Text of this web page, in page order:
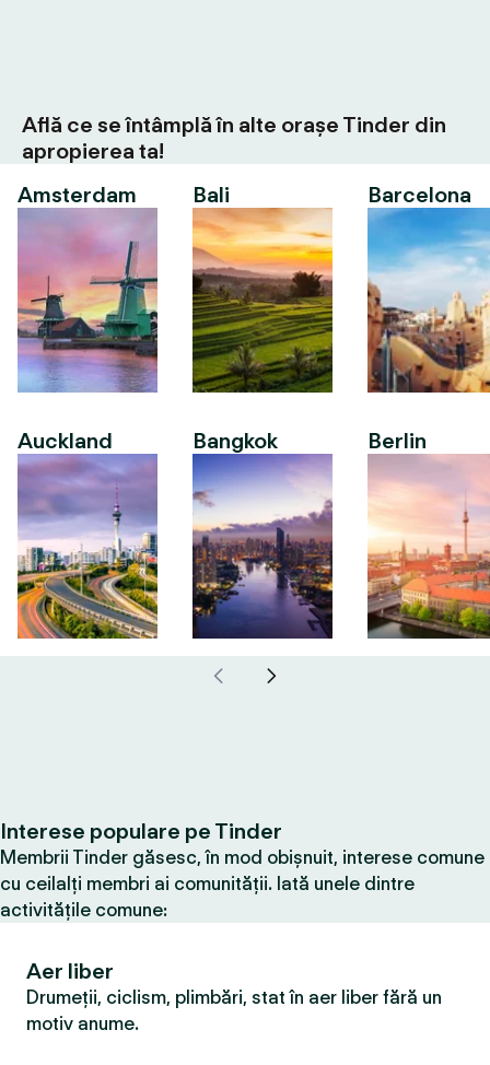
Află ce se întâmplă în alte orașe Tinder din
apropierea ta!
Amsterdam
Auckland
Bali
Bangkok
Barcelona
Berlin
Interese populare pe Tinder
Membrii Tinder găsesc, în mod obișnuit, interese comune
cu ceilalți membri ai comunității. Iată unele dintre
activitățile comune:
Aer liber
Drumeții, ciclism, plimbări, stat în aer liber fără un
motiv anume.